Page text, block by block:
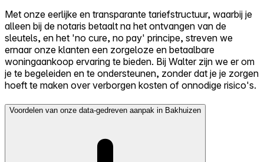
Met onze eerlijke en transparante tariefstructuur, waarbij je
alleen bij de notaris betaalt na het ontvangen van de
sleutels, en het 'no cure, no pay' principe, streven we
ernaar onze klanten een zorgeloze en betaalbare
woningaankoop ervaring te bieden. Bij Walter zijn we er om
je te begeleiden en te ondersteunen, zonder dat je je zorgen
hoeft te maken over verborgen kosten of onnodige risico's.
Voordelen van onze data-gedreven aanpak in Bakhuizen